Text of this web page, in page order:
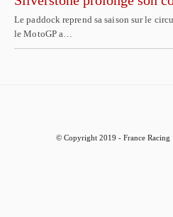
Le paddock reprend sa saison sur le
le MotoGP a…
© Copyright 2019 - France Racing